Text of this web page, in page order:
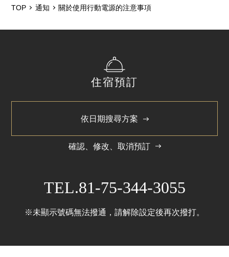
2024/5
TOP 通知 關於使用行動電源的注意事項
住宿預訂
依日期搜尋方案
確認、修改、取消預訂
TEL.81-75-344-3055
※未顯示號碼無法撥通，請解除設定後再次撥打。